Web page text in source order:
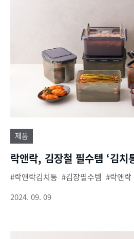
제품
락앤락, 김장철 필수템 ‘김치
락앤락김치통 김장필수템 락앤락
2024. 09. 09